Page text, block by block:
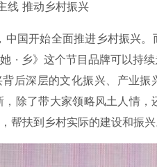
线 推动乡村振兴
中国开始全面推进乡村振兴
· 乡》这个节目品牌可以持
后深层的文化振兴、产业
，除了带大家领略风土人情
帮扶到乡村实际的建设和振兴